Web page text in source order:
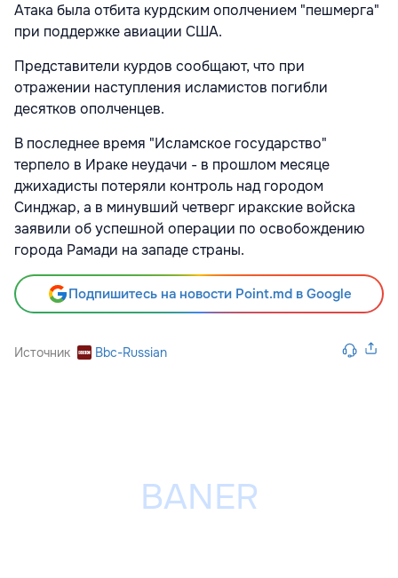
Атака была отбита курдским ополчением "пешмерга"
при поддержке авиации США.
Представители курдов сообщают, что при
отражении наступления исламистов погибли
десятков ополченцев.
В последнее время "Исламское государство"
терпело в Ираке неудачи - в прошлом месяце
джихадисты потеряли контроль над городом
Синджар, а в минувший четверг иракские войска
заявили об успешной операции по освобождению
города Рамади на западе страны.
Подпишитесь на новости Point.md в Google
Источник Bbc-Russian